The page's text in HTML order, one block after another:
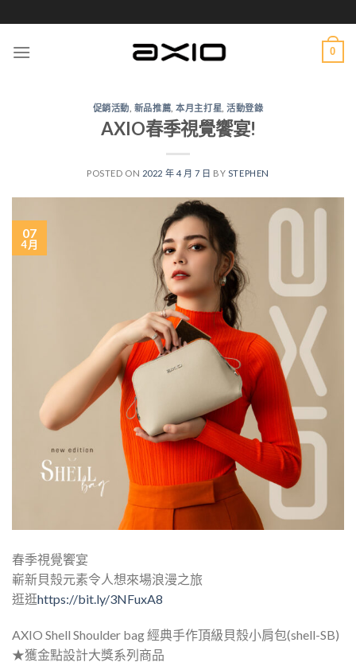
to
content
0
促銷活動 新品推薦 ,本月主打星 ,活動登錄
AXIO春季視覺饗宴!
POSTED ON 2022 年 4 月 7 日 BY STEPHEN
07
4 月
春季視覺饗宴
嶄新貝殼元素令人想來場浪漫之旅
逛逛https://bit.ly/3NFuxA8
AXIO Shell Shoulder bag 經典手作頂級貝殼小肩包(shell-SB)
★獲金點設計大獎系列商品